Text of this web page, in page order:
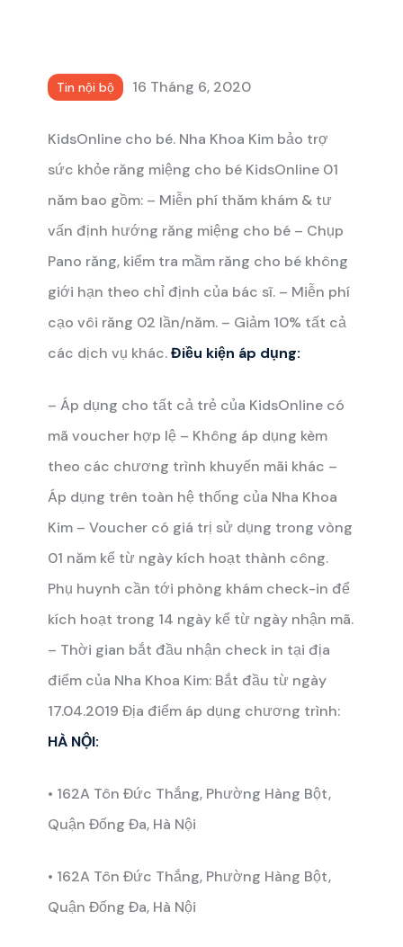
Tin nội bộ 16 Tháng 6, 2020
KidsOnline cho bé. Nha Khoa Kim bảo trợ
sức khỏe răng miệng cho bé KidsOnline 01
năm bao gồm: – Miễn phí thăm khám & tư
vấn định hướng răng miệng cho bé – Chụp
Pano răng, kiểm tra mầm răng cho bé không
giới hạn theo chỉ định của bác sĩ. – Miễn phí
cạo vôi răng 02 lần/năm. – Giảm 10% tất cả
các dịch vụ khác.Điều kiện áp dụng:
– Áp dụng cho tất cả trẻ của KidsOnline có
mã voucher hợp lệ – Không áp dụng kèm
theo các chương trình khuyến mãi khác –
Áp dụng trên toàn hệ thống của Nha Khoa
Kim – Voucher có giá trị sử dụng trong vòng
01 năm kể từ ngày kích hoạt thành công.
Phụ huynh cần tới phòng khám check-in để
kích hoạt trong 14 ngày kể từ ngày nhận mã.
– Thời gian bắt đầu nhận check in tại địa
điểm của Nha Khoa Kim: Bắt đầu từ ngày
17.04.2019 Địa điểm áp dụng chương trình:
HÀ NỘI:
• 162A Tôn Đức Thắng, Phường Hàng Bột,
Quận Đống Đa, Hà Nội
• 162A Tôn Đức Thắng, Phường Hàng Bột,
Quận Đống Đa, Hà Nội